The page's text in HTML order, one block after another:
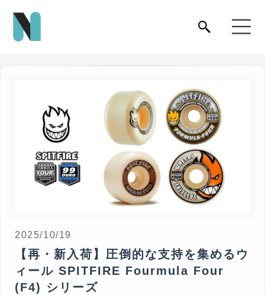
2025/10/19
【再・新入荷】圧倒的な支持を集めるウ
ィール SPITFIRE Fourmula Four
(F4) シリーズ